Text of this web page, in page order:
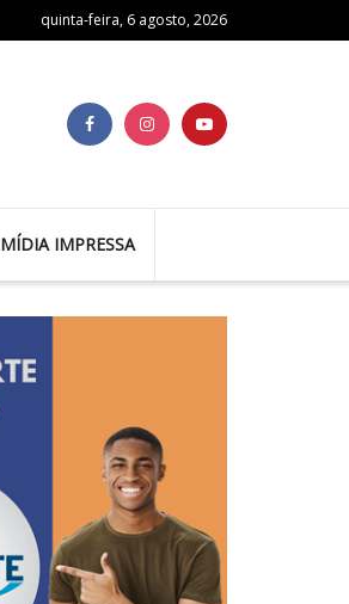
quinta-feira, 6 agosto, 2026
MÍDIA IMPRESSA